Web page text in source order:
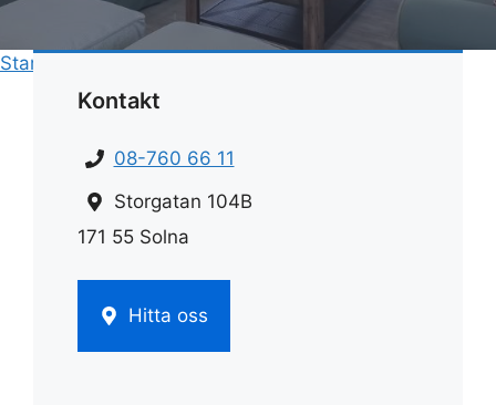
Start
Kontakt
08-760 66 11
Storgatan 104B
171 55 Solna
Hitta oss